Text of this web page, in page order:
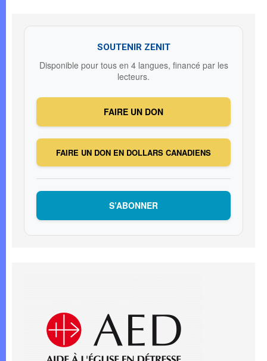
SOUTENIR ZENIT
Disponible pour tous en 4 langues, financé par les
lecteurs.
FAIRE UN DON
FAIRE UN DON EN DOLLARS CANADIENS
S’ABONNER